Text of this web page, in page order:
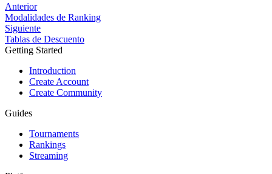
Anterior
Modalidades de Ranking
Siguiente
Tablas de Descuento
Getting Started
Introduction
Create Account
Create Community
Guides
Tournaments
Rankings
Streaming